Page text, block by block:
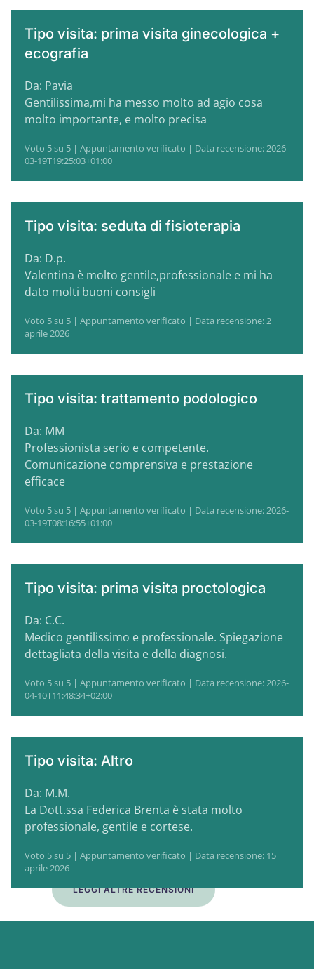
Tipo visita: prima visita ginecologica +
ecografia
Da: Pavia
Gentilissima,mi ha messo molto ad agio cosa
molto importante, e molto precisa
Voto 5 su 5 | Appuntamento verificato | Data recensione: 2026-
03-19T19:25:03+01:00
Tipo visita: seduta di fisioterapia
Da: D.p.
Valentina è molto gentile,professionale e mi ha
dato molti buoni consigli
Voto 5 su 5 | Appuntamento verificato | Data recensione: 2
aprile 2026
Tipo visita: trattamento podologico
Da: MM
Professionista serio e competente.
Comunicazione comprensiva e prestazione
efficace
Voto 5 su 5 | Appuntamento verificato | Data recensione: 2026-
03-19T08:16:55+01:00
Tipo visita: prima visita proctologica
Da: C.C.
Medico gentilissimo e professionale. Spiegazione
dettagliata della visita e della diagnosi.
Voto 5 su 5 | Appuntamento verificato | Data recensione: 2026-
04-10T11:48:34+02:00
Tipo visita: Altro
Da: M.M.
La Dott.ssa Federica Brenta è stata molto
professionale, gentile e cortese.
Voto 5 su 5 | Appuntamento verificato | Data recensione: 15
aprile 2026
LEGGI ALTRE RECENSIONI